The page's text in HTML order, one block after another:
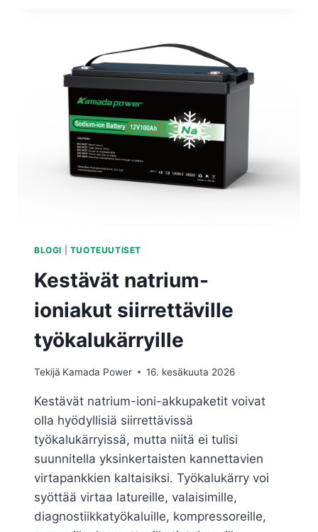
BLOGI TUOTEUUTISET
Kestävät natrium-
ioniakut siirrettäville
työkalukärryille
Tekijä Kamada Power 16. kesäkuuta 2026
Kestävät natrium-ioni-akkupaketit voivat
olla hyödyllisiä siirrettävissä
työkalukärryissä, mutta niitä ei tulisi
suunnitella yksinkertaisten kannettavien
virtapankkien kaltaisiksi. Työkalukärry voi
syöttää virtaa latureille, valaisimille,
diagnostiikkatyökaluille, kompressoreille,